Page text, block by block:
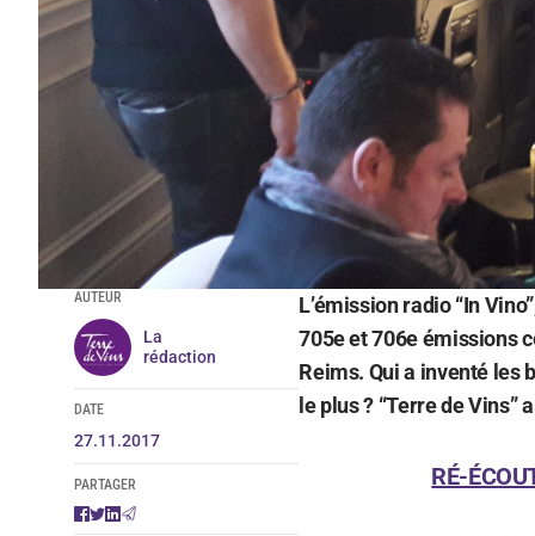
AUTEUR
La
rédaction
DATE
27.11.2017
PARTAGER
L’émission radio “In
705e et 706e émissions
Reims. Qui a inventé les
le plus ? “Terre de Vins”
RÉ-